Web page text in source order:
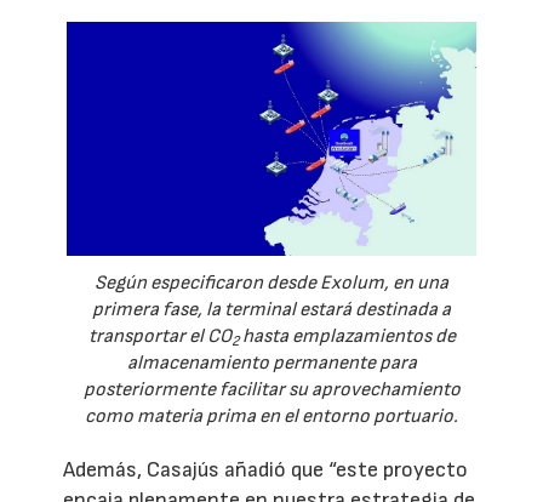
Según especificaron desde Exolum, en una
primera fase, la terminal estará destinada a
transportar el CO2hasta emplazamientos de
almacenamiento permanente para
posteriormente facilitar su aprovechamiento
como materia prima en el entorno portuario.
Además, Casajús añadió que “este proyecto